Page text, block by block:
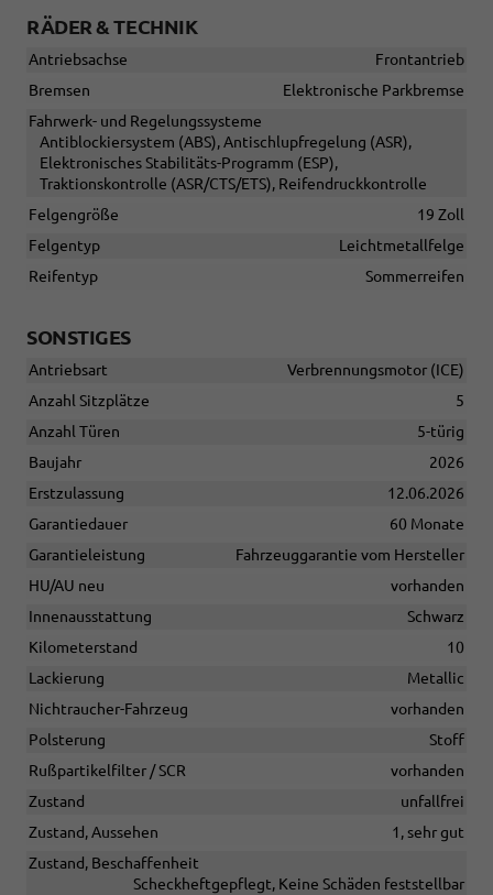
RÄDER & TECHNIK
Antriebsachse
Frontantrieb
Bremsen
Elektronische Parkbremse
Fahrwerk- und Regelungssysteme
Antiblockiersystem (ABS), Antischlupfregelung (ASR),
Elektronisches Stabilitäts-Programm (ESP),
Traktionskontrolle (ASR/CTS/ETS), Reifendruckkontrolle
Felgengröße
19 Zoll
Felgentyp
Leichtmetallfelge
Reifentyp
Sommerreifen
SONSTIGES
Antriebsart
Verbrennungsmotor (ICE)
Anzahl Sitzplätze
5
Anzahl Türen
5-türig
Baujahr
2026
Erstzulassung
12.06.2026
Garantiedauer
60 Monate
Garantieleistung
Fahrzeuggarantie vom Hersteller
HU/AU neu
vorhanden
Innenausstattung
Schwarz
Kilometerstand
10
Lackierung
Metallic
Nichtraucher-Fahrzeug
vorhanden
Polsterung
Stoff
Rußpartikelfilter / SCR
vorhanden
Zustand
unfallfrei
Zustand, Aussehen
1, sehr gut
Zustand, Beschaffenheit
Scheckheftgepflegt, Keine Schäden feststellbar